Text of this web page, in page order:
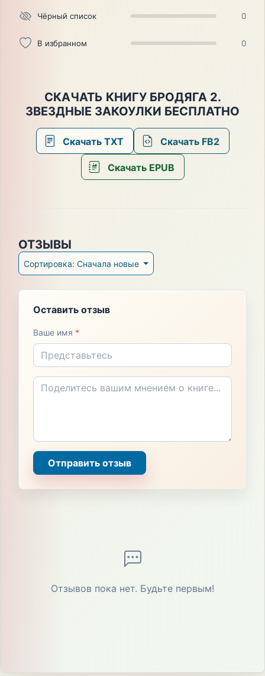
Чёрный список 0
В избранном 0
СКАЧАТЬ КНИГУ БРОДЯГА 2.
ЗВЕЗДНЫЕ ЗАКОУЛКИ БЕСПЛАТНО
Скачать TXT Скачать FB2
Скачать EPUB
ОТЗЫВЫ
Сортировка: Сначала новые
Оставить отзыв
Ваше имя *
Отправить отзыв
Отзывов пока нет. Будьте первым!